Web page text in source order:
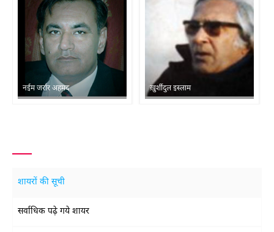
नईम जर्रार अहमद ख़ुर्शीदुल इस्लाम
शायरों की सूची
सर्वाधिक पढ़े गये शायर